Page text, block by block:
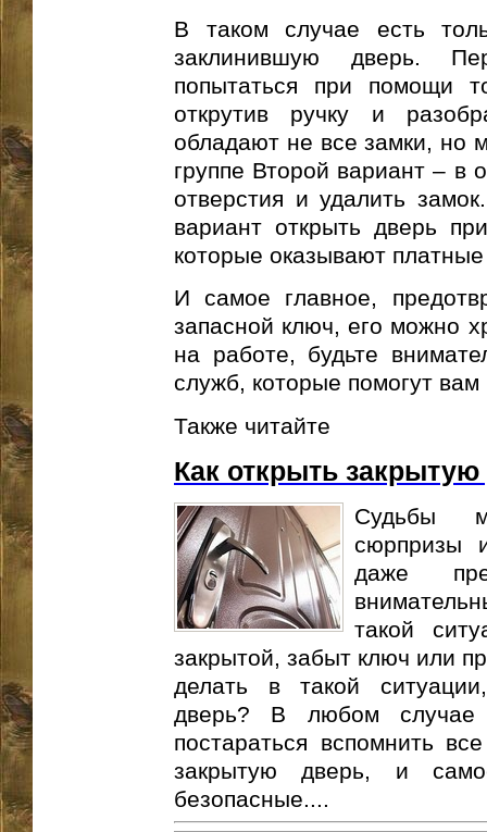
В таком случае есть
заклинившую дверь.
попытаться при помощи
открутив ручку и
обладают не все замки, но
группе Второй вариант – в
отверстия и удалить
вариант открыть дверь
которые оказывают
И самое главное,
запасной ключ, его можно
на работе, будьте
служб, которые помогут
Также читайте
Как открыть
Судьбы
сюрпризы
даже
такой
закрытой, забыт ключ или
делать в такой
дверь? В любом
постараться вспомнить
закрытую дверь, и
безопасные....